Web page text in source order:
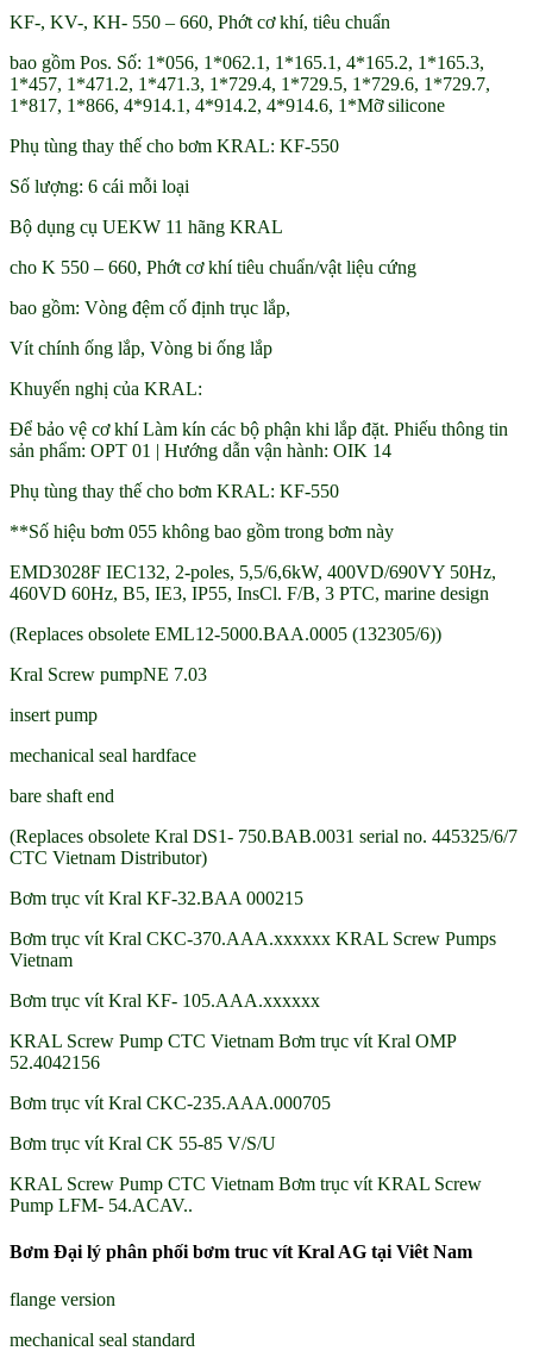
KF-, KV-, KH- 550 – 660, Phớt cơ khí, tiêu chuẩn
bao gồm Pos. Số: 1*056, 1*062.1, 1*165.1, 4*165.2, 1*165.3,
1*457, 1*471.2, 1*471.3, 1*729.4, 1*729.5, 1*729.6, 1*729.7,
1*817, 1*866, 4*914.1, 4*914.2, 4*914.6, 1*Mỡ silicone
Phụ tùng thay thế cho bơm KRAL: KF-550
Số lượng: 6 cái mỗi loại
Bộ dụng cụ UEKW 11 hãng KRAL
cho K 550 – 660, Phớt cơ khí tiêu chuẩn/vật liệu cứng
bao gồm: Vòng đệm cố định trục lắp,
Vít chính ống lắp, Vòng bi ống lắp
Khuyến nghị của KRAL:
Để bảo vệ cơ khí Làm kín các bộ phận khi lắp đặt. Phiếu thông tin
sản phẩm: OPT 01 | Hướng dẫn vận hành: OIK 14
Phụ tùng thay thế cho bơm KRAL: KF-550
**Số hiệu bơm 055 không bao gồm trong bơm này
EMD3028F IEC132, 2-poles, 5,5/6,6kW, 400VD/690VY 50Hz,
460VD 60Hz, B5, IE3, IP55, InsCl. F/B, 3 PTC, marine design
(Replaces obsolete EML12-5000.BAA.0005 (132305/6))
Kral Screw pumpNE 7.03
insert pump
mechanical seal hardface
bare shaft end
(Replaces obsolete Kral DS1- 750.BAB.0031 serial no. 445325/6/7
CTC Vietnam Distributor)
Bơm trục vít Kral KF-32.BAA 000215
Bơm trục vít Kral CKC-370.AAA.xxxxxx KRAL Screw Pumps
Vietnam
Bơm trục vít Kral KF- 105.AAA.xxxxxx
KRAL Screw Pump CTC Vietnam Bơm trục vít Kral OMP
52.4042156
Bơm trục vít Kral CKC-235.AAA.000705
Bơm trục vít Kral CK 55-85 V/S/U
KRAL Screw Pump CTC Vietnam Bơm trục vít KRAL Screw
Pump LFM- 54.ACAV..
Bơm Đại lý phân phối bơm truc vít Kral AG tại Viêt Nam
flange version
mechanical seal standard